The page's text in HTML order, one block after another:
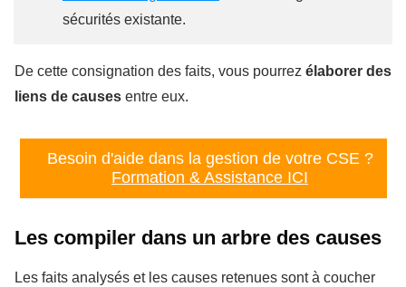
sécurités existante.
De cette consignation des faits, vous pourrez élaborer des
liens de causes entre eux.
Besoin d'aide dans la gestion de votre CSE ?
Formation & Assistance ICI
Les compiler dans un arbre des causes
Les faits analysés et les causes retenues sont à coucher